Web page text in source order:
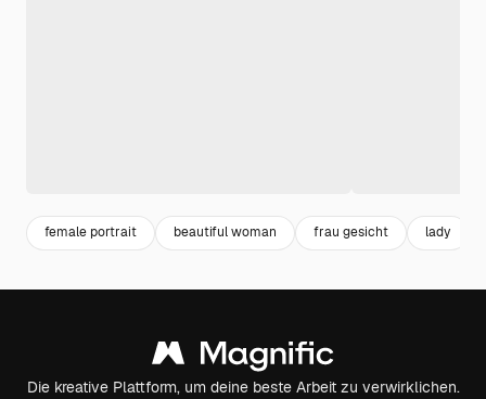
female portrait beautiful woman frau gesicht lady
Die kreative Plattform, um deine beste Arbeit zu verwirklichen.